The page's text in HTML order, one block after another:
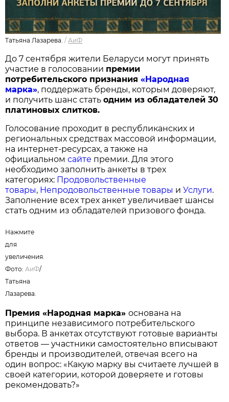
Татьяна Лазарева. /АиФ
До 7 сентября жители Беларуси могут принять
участие в голосовании премии
потребительского признания«Народная
марка», поддержать бренды, которым доверяют,
и получить шанс статьодним из обладателей 30
платиновых слитков.
Голосование проходит в республиканских и
региональных средствах массовой информации,
на интернет-ресурсах, а также на
официальномсайте премии. Для этого
необходимо заполнить анкеты в трех
категориях: Продовольственные
товары, Непродовольственные товары иУслуги.
Заполнение всех трех анкет увеличивает шансы
стать одним из обладателей призового фонда.
Нажмите
для
увеличения.
Фото:АиФ/
Татьяна
Лазарева.
Премия «Народная марка»основана на
принципе независимого потребительского
выбора. В анкетах отсутствуют готовые варианты
ответов — участники самостоятельно вписывают
бренды и производителей, отвечая всего на
один вопрос: «Какую марку вы считаете лучшей в
своей категории, которой доверяете и готовы
рекомендовать?»